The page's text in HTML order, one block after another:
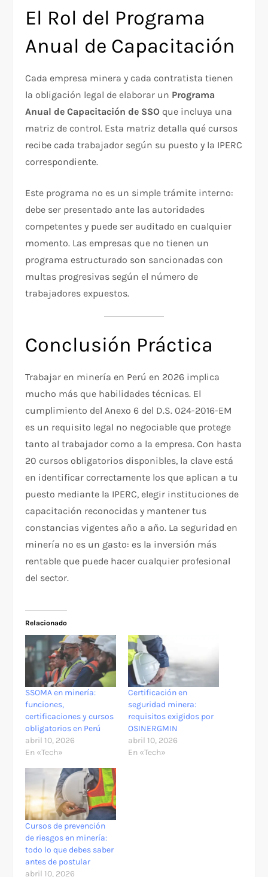
El Rol del Programa
Anual de Capacitación
Cada empresa minera y cada contratista tienen
la obligación legal de elaborar un Programa
Anual de Capacitación de SSO que incluya una
matriz de control. Esta matriz detalla qué cursos
recibe cada trabajador según su puesto y la IPERC
correspondiente.
Este programa no es un simple trámite interno:
debe ser presentado ante las autoridades
competentes y puede ser auditado en cualquier
momento. Las empresas que no tienen un
programa estructurado son sancionadas con
multas progresivas según el número de
trabajadores expuestos.
Conclusión Práctica
Trabajar en minería en Perú en 2026 implica
mucho más que habilidades técnicas. El
cumplimiento del Anexo 6 del D.S. 024-2016-EM
es un requisito legal no negociable que protege
tanto al trabajador como a la empresa. Con hasta
20 cursos obligatorios disponibles, la clave está
en identificar correctamente los que aplican a tu
puesto mediante la IPERC, elegir instituciones de
capacitación reconocidas y mantener tus
constancias vigentes año a año. La seguridad en
minería no es un gasto: es la inversión más
rentable que puede hacer cualquier profesional
del sector.
Relacionado
SSOMA en minería:
funciones,
certificaciones y cursos
obligatorios en Perú
abril 10, 2026
En «Tech»
Certificación en
seguridad minera:
requisitos exigidos por
OSINERGMIN
abril 10, 2026
En «Tech»
Cursos de prevención
de riesgos en minería:
todo lo que debes saber
antes de postular
abril 10, 2026